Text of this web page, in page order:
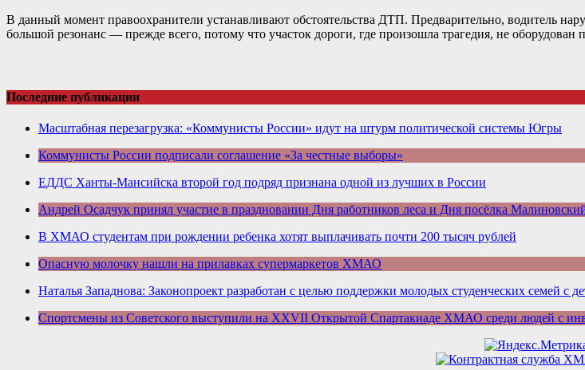
В данный момент правоохранители устанавливают обстоятельства ДТП. Предварительно, водитель
большой резонанс — прежде всего, потому что участок дороги, где произошла трагедия, не
Последние публикации
Масштабная перезагрузка: «Коммунисты России» идут на штурм политической системы Югры
Коммунисты России подписали соглашение «За честные выборы»
ЕДДС Ханты-Мансийска второй год подряд признана одной из лучших в России
Андрей Осадчук принял участие в праздновании Дня работников леса и Дня посёлка
В ХМАО студентам при рождении ребенка хотят выплачивать почти 200 тысяч рублей
Опасную молочку нашли на прилавках супермаркетов ХМАО
Наталья Западнова: Законопроект разработан с целью поддержки молодых студенческих семей с
Спортсмены из Советского выступили на XXVII Открытой Спартакиаде ХМАО среди людей с